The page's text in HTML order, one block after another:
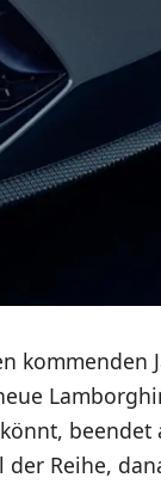
kommenden
beendet
Reihe,